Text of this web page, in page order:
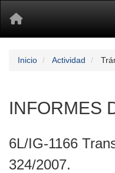
Inicio Actividad
INFORMES
6L/IG-1166
324/2007.